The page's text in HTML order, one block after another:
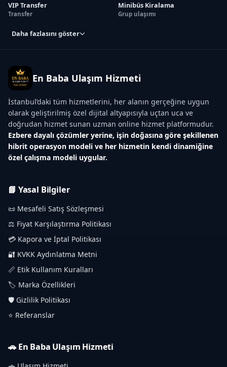
VIP Transfer
Transfer
Minibüs Kiralama
Grup ulaşımı
Daha fazlasını göster
En Baba Ulaşım Hizmeti
İstanbul’daki tüm hizmetlerini, her alanın gerçeğine uygun
olarak geliştirilmiş özel dijital altyapısıyla uçtan uca ve
doğrudan hizmet sunan uzman online hizmet platformudur.
Ezbere dayalı çözümler yerine, işin doğasına göre şekillenen
hibrit operasyon modeli ve her hizmetin kendi dinamiğine
özel çalışma modeli uygular.
📘 Yasal Bilgiler
📜 Mesafeli Satış Sözleşmesi
⚖️ Fiyat Karşılaştırma Politikası
💳 Kapora ve İptal Politikası
🔐 KVKK Aydınlatma Metni
📏 Etik Kullanım Kuralları
🏷️ Marka Özellikleri
🛡️ Gizlilik Politikası
⭐ Referanslar
🚗 En Baba Ulaşım Hizmeti